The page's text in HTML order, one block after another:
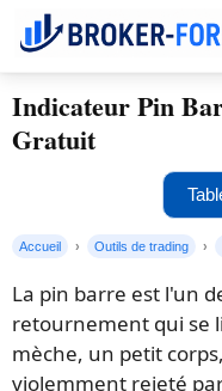
Indicateur Pin
Gratuit
Accueil Outils de trading
La pin barre est l'un
retournement qui se
mèche, un petit
violemment rejeté